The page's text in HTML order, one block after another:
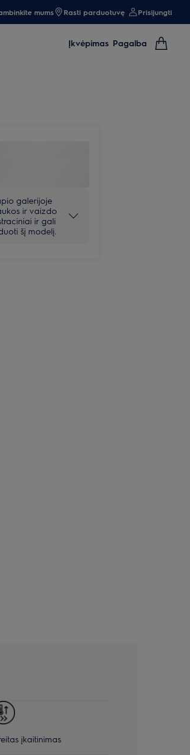
mums Rasti parduotuvę Prisijungti
Įkvėpimas Pagalba
galerijoje
ir vaizdo
ir gali
šį modelį.
įkaitinimas